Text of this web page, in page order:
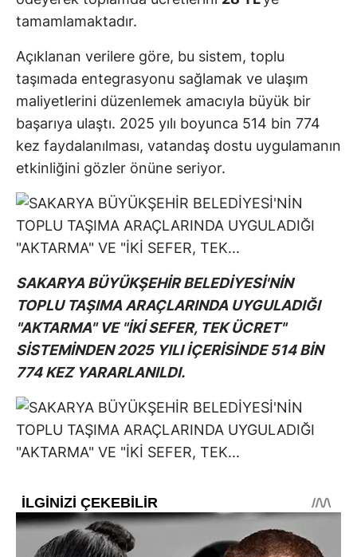
tamamlamaktadır.
Açıklanan verilere göre, bu sistem, toplu
taşımada entegrasyonu sağlamak ve ulaşım
maliyetlerini düzenlemek amacıyla büyük bir
başarıya ulaştı. 2025 yılı boyunca 514 bin 774
kez faydalanılması, vatandaş dostu uygulamanın
etkinliğini gözler önüne seriyor.
SAKARYA BÜYÜKŞEHİR BELEDİYESİ'NİN
TOPLU TAŞIMA ARAÇLARINDA UYGULADIĞI
"AKTARMA" VE "İKİ SEFER, TEK ÜCRET"
SİSTEMİNDEN 2025 YILI İÇERİSİNDE 514 BİN
774 KEZ YARARLANILDI.